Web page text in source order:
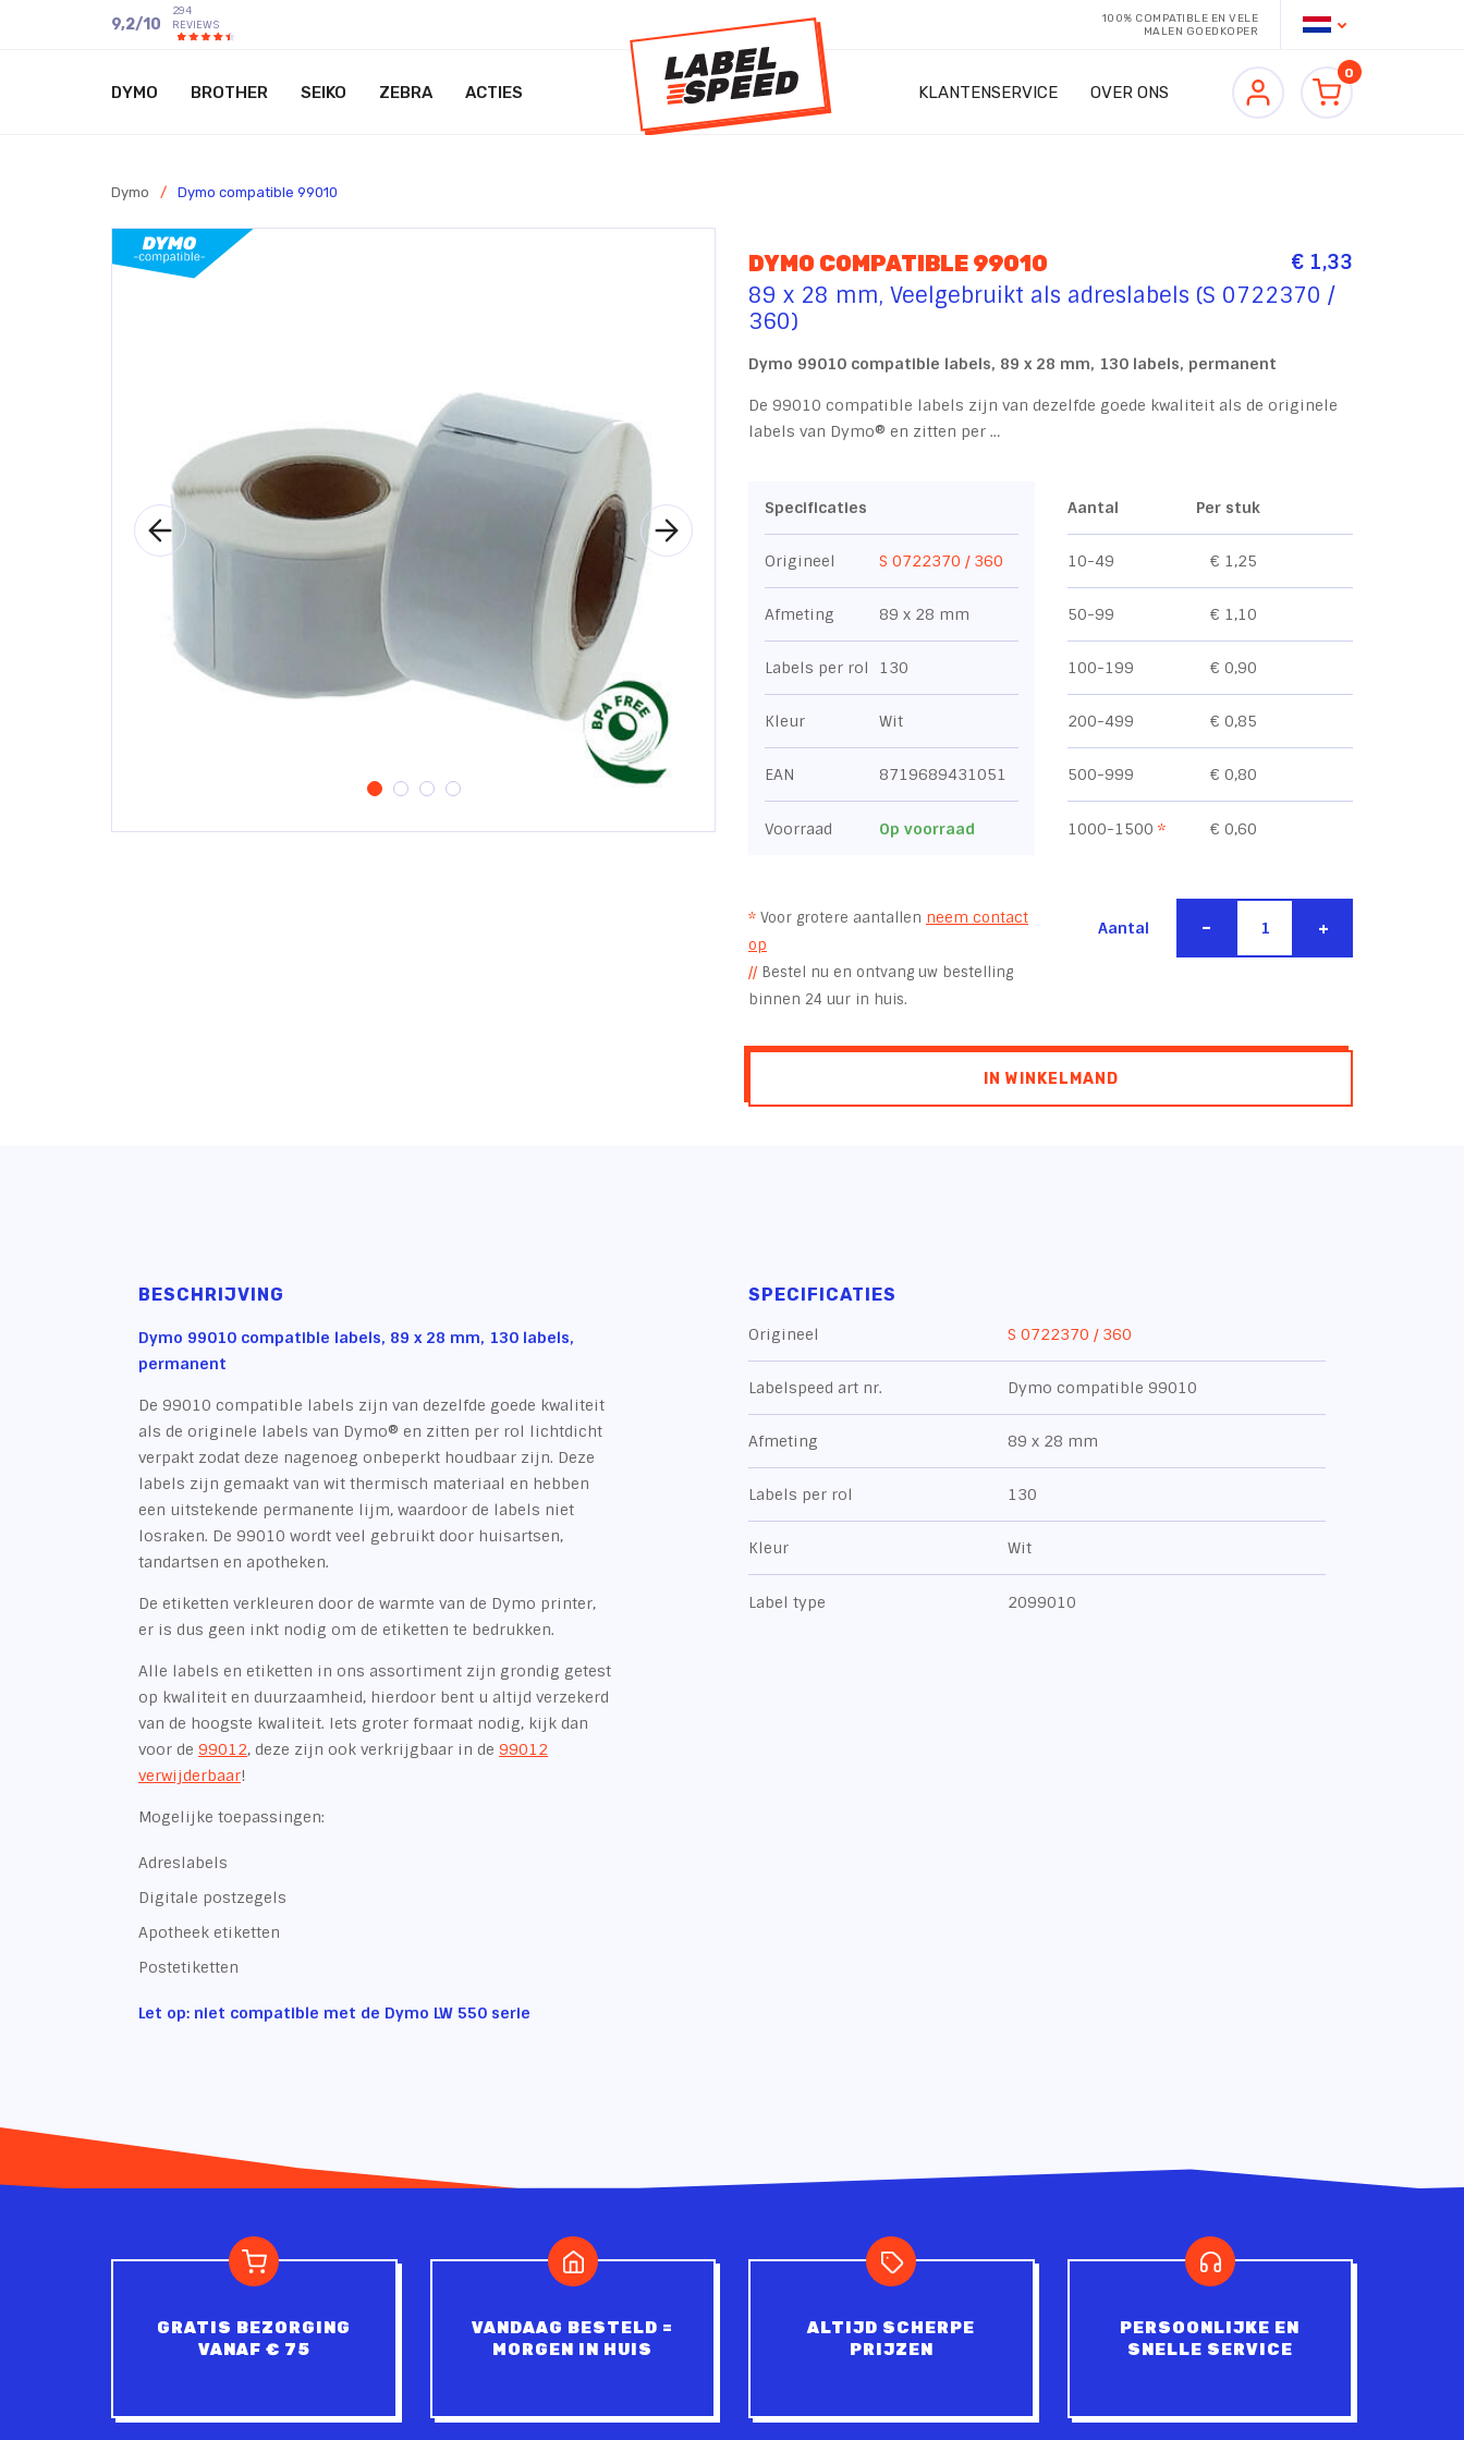
9,2/10
294
REVIEWS
100% COMPATIBLE EN VELE
MALEN GOEDKOPER
DYMO BROTHER SEIKO ZEBRA ACTIES KLANTENSERVICE OVER ONS
0
Dymo / Dymo compatible 99010
DYMO COMPATIBLE 99010 € 1,33
89 x 28 mm, Veelgebruikt als adreslabels (S 0722370 /
360)
Dymo 99010 compatible labels, 89 x 28 mm, 130 labels, permanent
De 99010 compatible labels zijn van dezelfde goede kwaliteit als de originele
labels van Dymo® en zitten per …
Specificaties
Origineel S 0722370 / 360
Afmeting 89 x 28 mm
Labels per rol 130
Kleur Wit
EAN 8719689431051
Voorraad Op voorraad
Aantal Per stuk
10-49 € 1,25
50-99 € 1,10
100-199 € 0,90
200-499 € 0,85
500-999 € 0,80
1000-1500 * € 0,60
* Voor grotere aantallen neem contact
op
// Bestel nu en ontvang uw bestelling
binnen 24 uur in huis.
Aantal - +
IN WINKELMAND
BESCHRIJVING
Dymo 99010 compatible labels, 89 x 28 mm, 130 labels,
permanent
De 99010 compatible labels zijn van dezelfde goede kwaliteit
als de originele labels van Dymo® en zitten per rol lichtdicht
verpakt zodat deze nagenoeg onbeperkt houdbaar zijn. Deze
labels zijn gemaakt van wit thermisch materiaal en hebben
een uitstekende permanente lijm, waardoor de labels niet
losraken. De 99010 wordt veel gebruikt door huisartsen,
tandartsen en apotheken.
De etiketten verkleuren door de warmte van de Dymo printer,
er is dus geen inkt nodig om de etiketten te bedrukken.
Alle labels en etiketten in ons assortiment zijn grondig getest
op kwaliteit en duurzaamheid, hierdoor bent u altijd verzekerd
van de hoogste kwaliteit. Iets groter formaat nodig, kijk dan
voor de 99012, deze zijn ook verkrijgbaar in de 99012
verwijderbaar!
Mogelijke toepassingen:
Adreslabels
Digitale postzegels
Apotheek etiketten
Postetiketten
Let op: niet compatible met de Dymo LW 550 serie
SPECIFICATIES
Origineel S 0722370 / 360
Labelspeed art nr. Dymo compatible 99010
Afmeting 89 x 28 mm
Labels per rol 130
Kleur Wit
Label type 2099010
GRATIS BEZORGING
VANAF € 75
VANDAAG BESTELD =
MORGEN IN HUIS
ALTIJD SCHERPE
PRIJZEN
PERSOONLIJKE EN
SNELLE SERVICE